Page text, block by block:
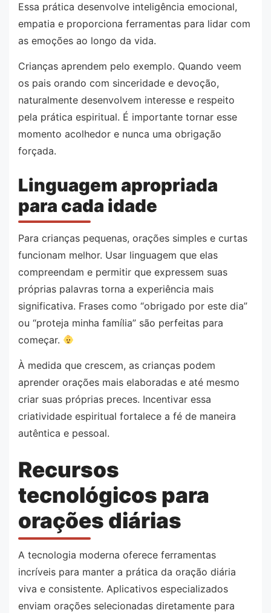
Essa prática desenvolve inteligência emocional,
empatia e proporciona ferramentas para lidar com
as emoções ao longo da vida.
Crianças aprendem pelo exemplo. Quando veem
os pais orando com sinceridade e devoção,
naturalmente desenvolvem interesse e respeito
pela prática espiritual. É importante tornar esse
momento acolhedor e nunca uma obrigação
forçada.
Linguagem apropriada
para cada idade
Para crianças pequenas, orações simples e curtas
funcionam melhor. Usar linguagem que elas
compreendam e permitir que expressem suas
próprias palavras torna a experiência mais
significativa. Frases como “obrigado por este dia”
ou “proteja minha família” são perfeitas para
começar.
À medida que crescem, as crianças podem
aprender orações mais elaboradas e até mesmo
criar suas próprias preces. Incentivar essa
criatividade espiritual fortalece a fé de maneira
autêntica e pessoal.
Recursos
tecnológicos para
orações diárias
A tecnologia moderna oferece ferramentas
incríveis para manter a prática da oração diária
viva e consistente. Aplicativos especializados
enviam orações selecionadas diretamente para